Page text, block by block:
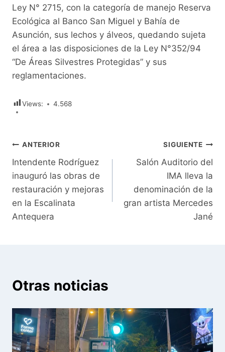
Ley N° 2715, con la categoría de manejo Reserva
Ecológica al Banco San Miguel y Bahía de
Asunción, sus lechos y álveos, quedando sujeta
el área a las disposiciones de la Ley N°352/94
“De Áreas Silvestres Protegidas” y sus
reglamentaciones.
Views: 4.568
Navegación
de
entradas
ANTERIOR
Intendente Rodríguez
inauguró las obras de
restauración y mejoras
en la Escalinata
Antequera
SIGUIENTE
Salón Auditorio del
IMA lleva la
denominación de la
gran artista Mercedes
Jané
Otras noticias